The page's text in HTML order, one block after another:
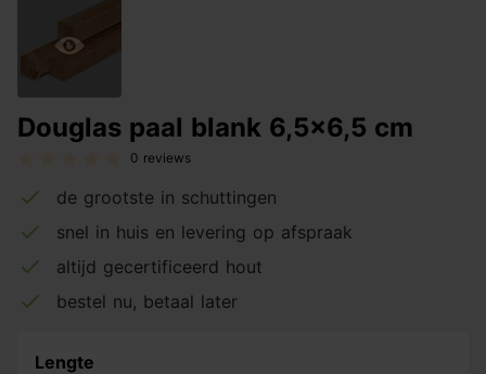
Douglas paal blank 6,5x6,5 cm
0 reviews
de grootste in schuttingen
snel in huis en levering op afspraak
altijd gecertificeerd hout
bestel nu, betaal later
Lengte